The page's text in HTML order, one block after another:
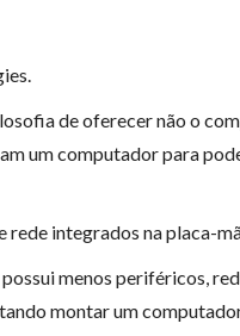
de oferecer não o
um computador para
rede integrados na placa-
menos periféricos,
montar um